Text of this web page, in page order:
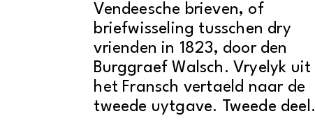
Vendeesche brieven, of
briefwisseling tusschen dry
vrienden in 1823, door den
Burggraef Walsch. Vryelyk uit
het Fransch vertaeld naar de
tweede uytgave. Tweede deel.